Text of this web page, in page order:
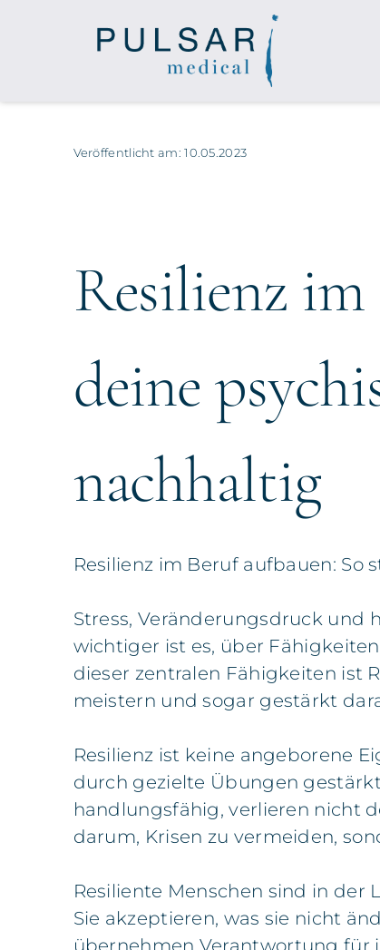
Veröffentlicht am: 10.05.2023
Resilienz
deine
nachhaltig
Resilienz im Beruf aufbauen:
Stress, Veränderungsdruck und
wichtiger ist es, über
dieser zentralen Fähigkeiten ist
meistern und sogar gestärkt
Resilienz ist keine angeborene
durch gezielte Übungen
handlungsfähig, verlieren nicht
darum, Krisen zu vermeiden,
Resiliente Menschen sind in der
Sie akzeptieren, was sie nicht